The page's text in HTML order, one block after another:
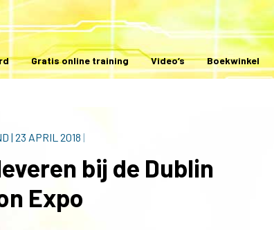
Gratis online training Video’s Boekwinkel
| 23 APRIL 2018 |
bij de Dublin
Expo